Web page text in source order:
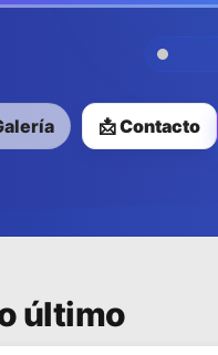
📩 Contacto
último